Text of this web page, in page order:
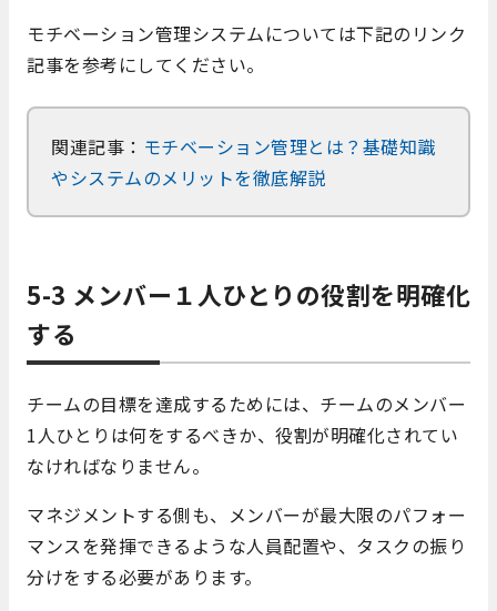
モチベーション管理システムについては下記のリンク
記事を参考にしてください。
関連記事： モチベーション管理とは？基礎知識
やシステムのメリットを徹底解説
5-3 メンバー１人ひとりの役割を明確化
する
チームの目標を達成するためには、チームのメンバー
1人ひとりは何をするべきか、役割が明確化されてい
なければなりません。
マネジメントする側も、メンバーが最大限のパフォー
マンスを発揮できるような人員配置や、タスクの振り
分けをする必要があります。